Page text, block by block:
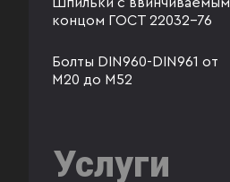
концом ГОСТ 22032-76
Болты DIN960-DIN961 от
М20 до М52
Услуги